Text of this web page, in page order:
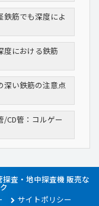
鉄筋でも深度によ
度における鉄筋
深い鉄筋の注意点
CD管：コルゲー
査・地中探査機 販売な
サイトポリシー